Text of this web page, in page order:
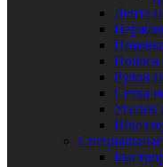
Лента
Полоса
Рулон
Сетка
Специальные